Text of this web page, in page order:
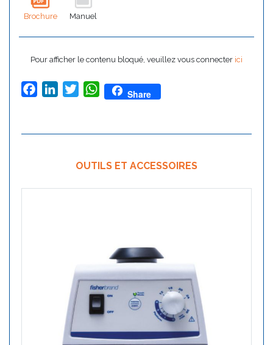
Brochure Manuel
Pour afficher le contenu bloqué, veuillez vous connecter ici
FacebookLinkedInTwitterWhatsApp
Share
OUTILS ET ACCESSOIRES